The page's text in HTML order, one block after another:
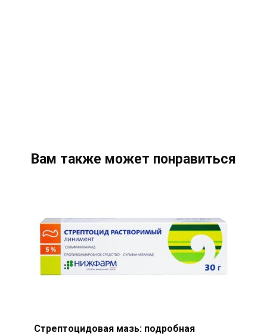
Вам также может понравиться
Стрептоцидовая мазь: подробная